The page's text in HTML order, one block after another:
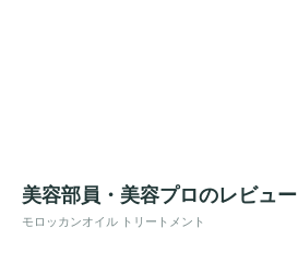
美容部員・美容プロのレビュー
モロッカンオイル トリートメント